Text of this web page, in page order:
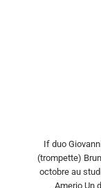
If duo
(trompette)
octobre au
Amerio Un